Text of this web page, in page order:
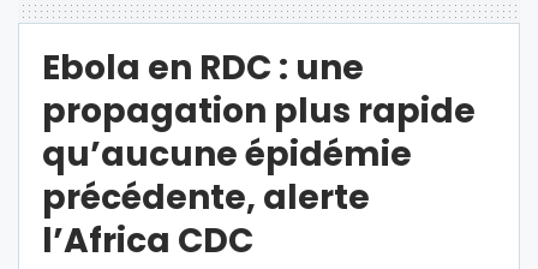
Ebola en RDC : une
propagation plus rapide
qu’aucune épidémie
précédente, alerte
l’Africa CDC